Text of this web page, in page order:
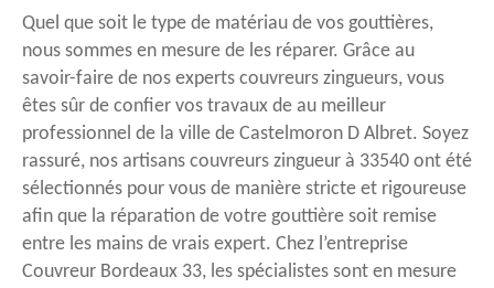
Quel que soit le type de matériau de vos gouttières,
nous sommes en mesure de les réparer. Grâce au
savoir-faire de nos experts couvreurs zingueurs, vous
êtes sûr de confier vos travaux de au meilleur
professionnel de la ville de Castelmoron D Albret. Soyez
rassuré, nos artisans couvreurs zingueur à 33540 ont été
sélectionnés pour vous de manière stricte et rigoureuse
afin que la réparation de votre gouttière soit remise
entre les mains de vrais expert. Chez l’entreprise
Couvreur Bordeaux 33, les spécialistes sont en mesure